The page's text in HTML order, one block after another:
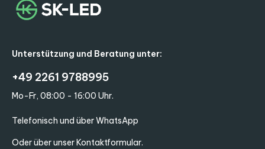
Unterstützung und Beratung unter:
+49 2261 9788995
Mo-Fr, 08:00 - 16:00 Uhr.
Telefonisch und über WhatsApp
Oder über unserKontaktformular.